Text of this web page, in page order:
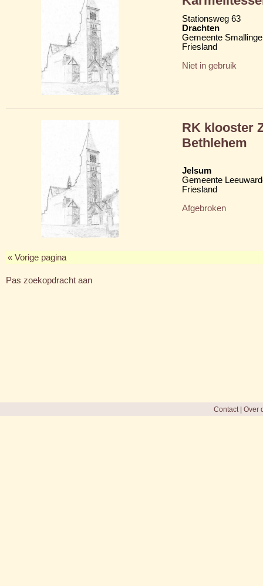
Stationsweg 63
Drachten
Gemeente
Friesland
Niet in gebruik
RK klooster
Bethlehem
Jelsum
Gemeente
Friesland
Afgebroken
« Vorige pagina
Pas zoekopdracht aan
Contact| Over